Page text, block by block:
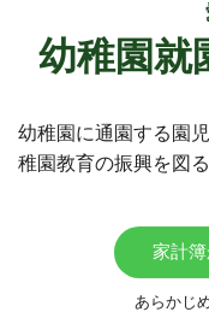
幼稚園就
幼稚園に通園する園
稚園教育の振興を図
家計
あらかじ